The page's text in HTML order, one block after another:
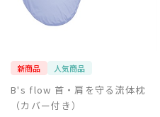
新商品 人気商品
B's flow 首・肩を守る流体枕
（カバー付き）